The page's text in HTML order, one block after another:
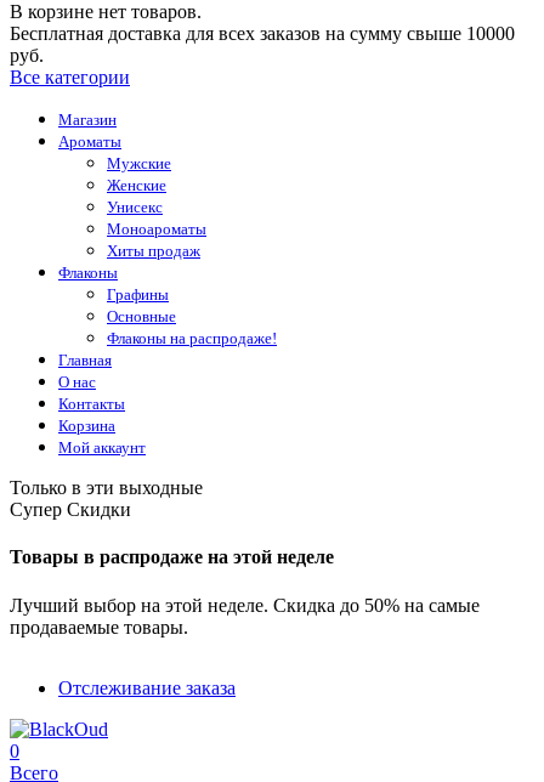
В корзине нет товаров.
Бесплатная доставка для всех заказов на сумму свыше 10000
руб.
Все категории
Магазин
Ароматы
Мужские
Женские
Унисекс
Моноароматы
Хиты продаж
Флаконы
Графины
Основные
Флаконы на распродаже!
Главная
О нас
Контакты
Корзина
Мой аккаунт
Только в эти выходные
Супер Скидки
Товары в распродаже на этой неделе
Лучший выбор на этой неделе. Скидка до 50% на самые
продаваемые товары.
Отслеживание заказа
0
Всего